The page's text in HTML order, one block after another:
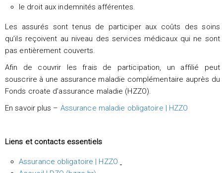
le droit aux indemnités afférentes.
Les assurés sont tenus de participer aux coûts des soins
qu’ils reçoivent au niveau des services médicaux qui ne sont
pas entièrement couverts.
Afin de couvrir les frais de participation, un affilié peut
souscrire à une assurance maladie complémentaire auprès du
Fonds croate d’assurance maladie (HZZO).
En savoir plus – Assurance maladie obligatoire | HZZO
Liens et contacts essentiels
Assurance obligatoire | HZZO